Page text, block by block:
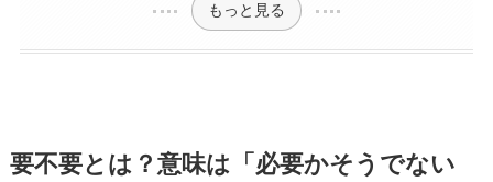
もっと見る
要不要とは？意味は「必要かそうでない